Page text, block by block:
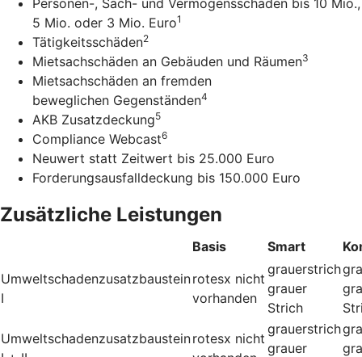
Personen-, Sach- und Vermögensschäden bis 10 Mio.,
5 Mio. oder 3 Mio. Euro1
Tätigkeitsschäden2
Mietsachschäden an Gebäuden und Räumen3
Mietsachschäden an fremden
beweglichen Gegenständen4
AKB Zusatzdeckung5
Compliance Webcast6
Neuwert statt Zeitwert bis 25.000 Euro
Forderungsausfalldeckung bis 150.000 Euro
Zusätzliche Leistungen
Basis Smart
Umweltschadenzusatzbaustein
I
rotesx nicht
vorhanden
grauerstrich
grauer
Strich
Umweltschadenzusatzbausteinrotesx nicht
grauerstrich
grauer